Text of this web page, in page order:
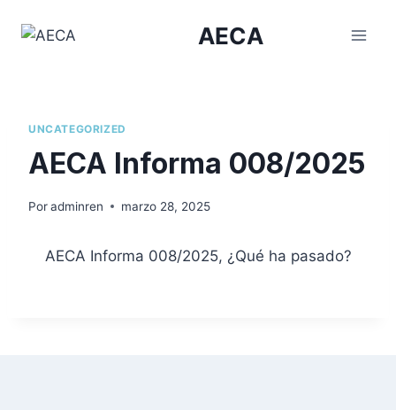
AECA
UNCATEGORIZED
AECA Informa 008/2025
Poradminren marzo 28, 2025
AECA Informa 008/2025, ¿Qué ha pasado?